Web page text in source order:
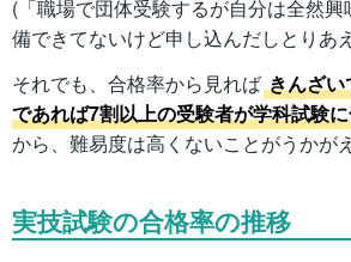
(「職場で団体受験するが自分は全然
備できてないけど申し込んだしとりあ
それでも、合格率から見れば きんざ
であれば7割以上の受験者が学科試験
から、難易度は高くないことがうかが
実技試験の合格率の推移